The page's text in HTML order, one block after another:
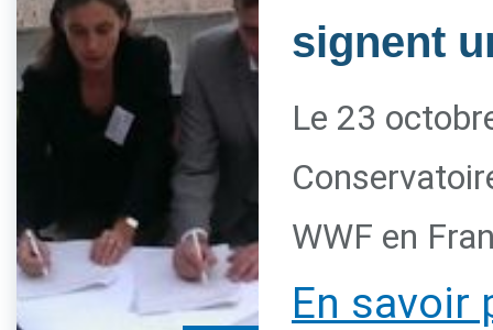
signent
Le 23
WWF en
En savoir